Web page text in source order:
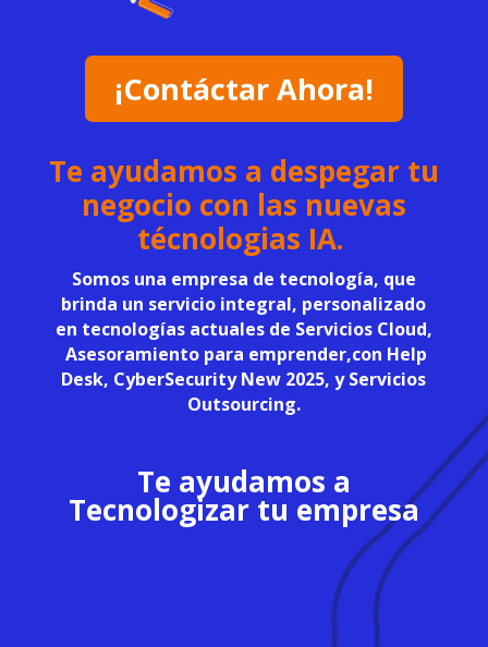
¡Contáctar Ahora!
Te ayudamos a despegar tu
negocio con las nuevas
técnologias IA.
Somos una empresa de tecnología, que
brinda un servicio integral, personalizado
en tecnologías actuales de Servicios Cloud,
Asesoramiento para emprender,con Help
Desk, CyberSecurityNew 2025, yServicios
Outsourcing.
Te ayudamos a
Tecnologizar tu empresa